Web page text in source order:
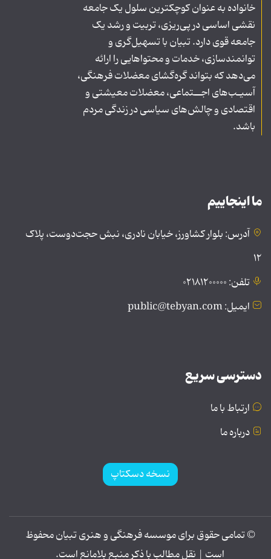
خانواده به عنوان کوچکترین سلول یک جامعه
نقشی اساسی در پی‌ریزی، تربیت و رشد یک
جامعه قوی دارد. تبیان با تسهیل‌گری و
توانمندسازی، خدمات و محتواهایی را ارائه
می‌دهد که بتواند گره‌گشای معضلات فرهنگی،
آسیـب‌های اجــتماعی، معضلات معیشتی و
اقتصادی و چالش‌های سیاسی در زندگی مردم
باشد.
ما اینجاییم
آدرس: بلوار کشاورز، خیابان نادری، نبش حجت‌دوست، پلاک
۱۲
تلفن: ۰۲۱۸۱۲۰۰۰۰۰
ایمیل: public@tebyan.com
دسترسی سریع
ارتباط با ما
درباره ما
نسخه دسکتاپ
© تمامی حقوق برای موسسه فرهنگی و هنری تبیان محفوظ
است | نقل مطالب با ذکر منبع بلامانع است.